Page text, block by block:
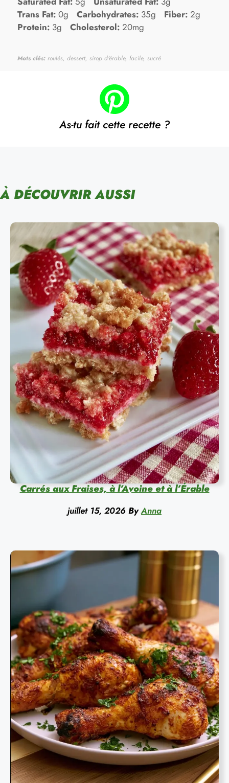
Trans Fat: 0g Carbohydrates: 35g Fiber: 2g
Protein: 3g Cholesterol: 20mg
Mots clés: roulés, dessert, sirop d'érable, facile, sucré
As-tu fait cette recette ?
À DÉCOUVRIR AUSSI
Carrés aux Fraises, à l’Avoine et à l’Érable
juillet 15, 2026 By Anna